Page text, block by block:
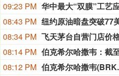
09:23 PM 华中最大“双膜”工艺
08:43 PM 纽约原油暗盘突破77
08:34 PM
08:14 PM
08:12 PM